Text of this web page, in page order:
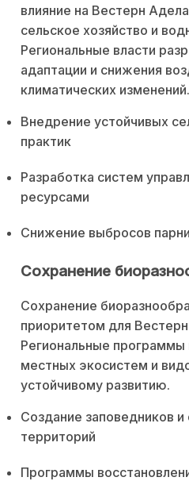
влияние на Вестерн
сельское хозяйство и
Региональные власти
адаптации и снижения
климатических изменений.
Внедрение устойчивых
практик
Разработка систем
ресурсами
Снижение выбросов
Сохранение
Сохранение
приоритетом для
Региональные
местных экосистем и
устойчивому развитию.
Создание заповедников
территорий
Программы